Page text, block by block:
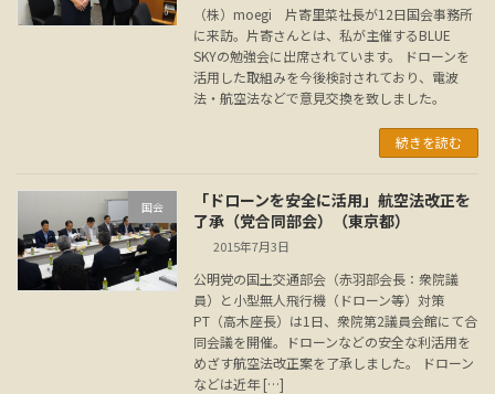
（株）moegi 片寄里菜社長が12日国会事務所
に来訪。片寄さんとは、私が主催するBLUE
SKYの勉強会に出席されています。 ドローンを
活用した取組みを今後検討されており、電波
法・航空法などで意見交換を致しました。
続きを読む
国会
「ドローンを安全に活用」航空法改正を
了承（党合同部会）（東京都）
2015年7月3日
公明党の国土交通部会（赤羽部会長：衆院議
員）と小型無人飛行機（ドローン等）対策
PT（高木座長）は1日、衆院第2議員会館にて合
同会議を開催。ドローンなどの安全な利活用を
めざす航空法改正案を了承しました。 ドローン
などは近年 […]